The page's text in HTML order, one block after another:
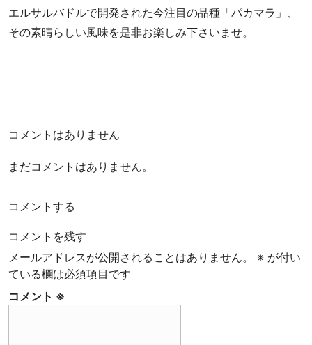
ム
お
い
ー
生
地
お
客
様
を
幸
エルサルバドルで開発された今注目の品種「パカマラ」、
その素晴らしい風味を是非お楽しみ下さいませ。
コメントはありません
まだコメントはありません。
コメントする
コメントを残す
メールアドレスが公開されることはありません。
※ が付い
ている欄は必須項目です
コメント ※